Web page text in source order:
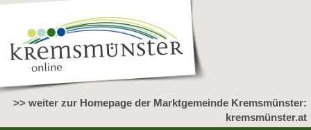
>> weiter zur Homepage der Marktgemeinde Kremsmünster:
kremsmünster.at